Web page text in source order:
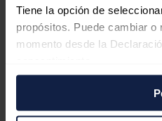
Tiene la opción de
propósitos. Puede cambiar
momento desde la
Si lo permite, también
Recopilar
Redacción03/08/2026